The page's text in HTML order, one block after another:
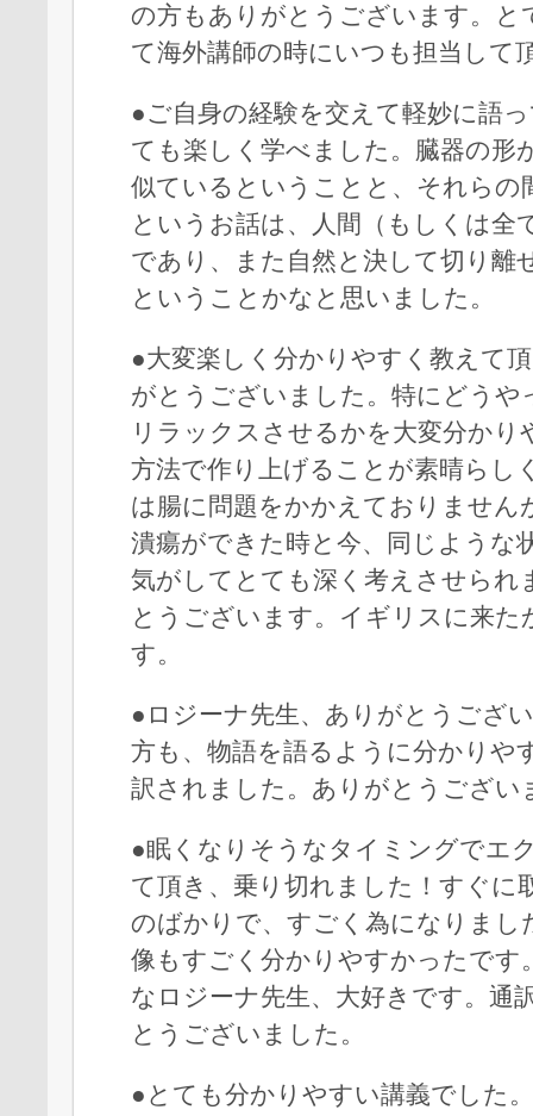
の方もありがとうございます。と
て海外講師の時にいつも担当して
●ご自身の経験を交えて軽妙に語
ても楽しく学べました。臓器の形
似ているということと、それらの
というお話は、人間（もしくは全
であり、また自然と決して切り離
ということかなと思いました。
●大変楽しく分かりやすく教えて
がとうございました。特にどうや
リラックスさせるかを大変分かり
方法で作り上げることが素晴らし
は腸に問題をかかえておりません
潰瘍ができた時と今、同じような
気がしてとても深く考えさせられ
とうございます。イギリスに来た
す。
●ロジーナ先生、ありがとうござ
方も、物語を語るように分かりや
訳されました。ありがとうござい
●眠くなりそうなタイミングでエ
て頂き、乗り切れました！すぐに
のばかりで、すごく為になりまし
像もすごく分かりやすかったです
なロジーナ先生、大好きです。通
とうございました。
●とても分かりやすい講義でした